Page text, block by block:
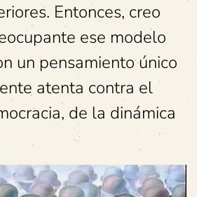
Entonces, creo
ese modelo
un pensamiento único
atenta contra el
de la dinámica